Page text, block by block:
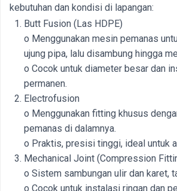
kebutuhan dan kondisi di lapangan:
Butt Fusion (Las HDPE)
o Menggunakan mesin pemanas
ujung pipa, lalu disambung hingga
o Cocok untuk diameter besar dan
permanen.
Electrofusion
o Menggunakan fitting khusus
pemanas di dalamnya.
o Praktis, presisi tinggi, ideal untuk
Mechanical Joint (Compression
o Sistem sambungan ulir dan karet,
o Cocok untuk instalasi ringan dan